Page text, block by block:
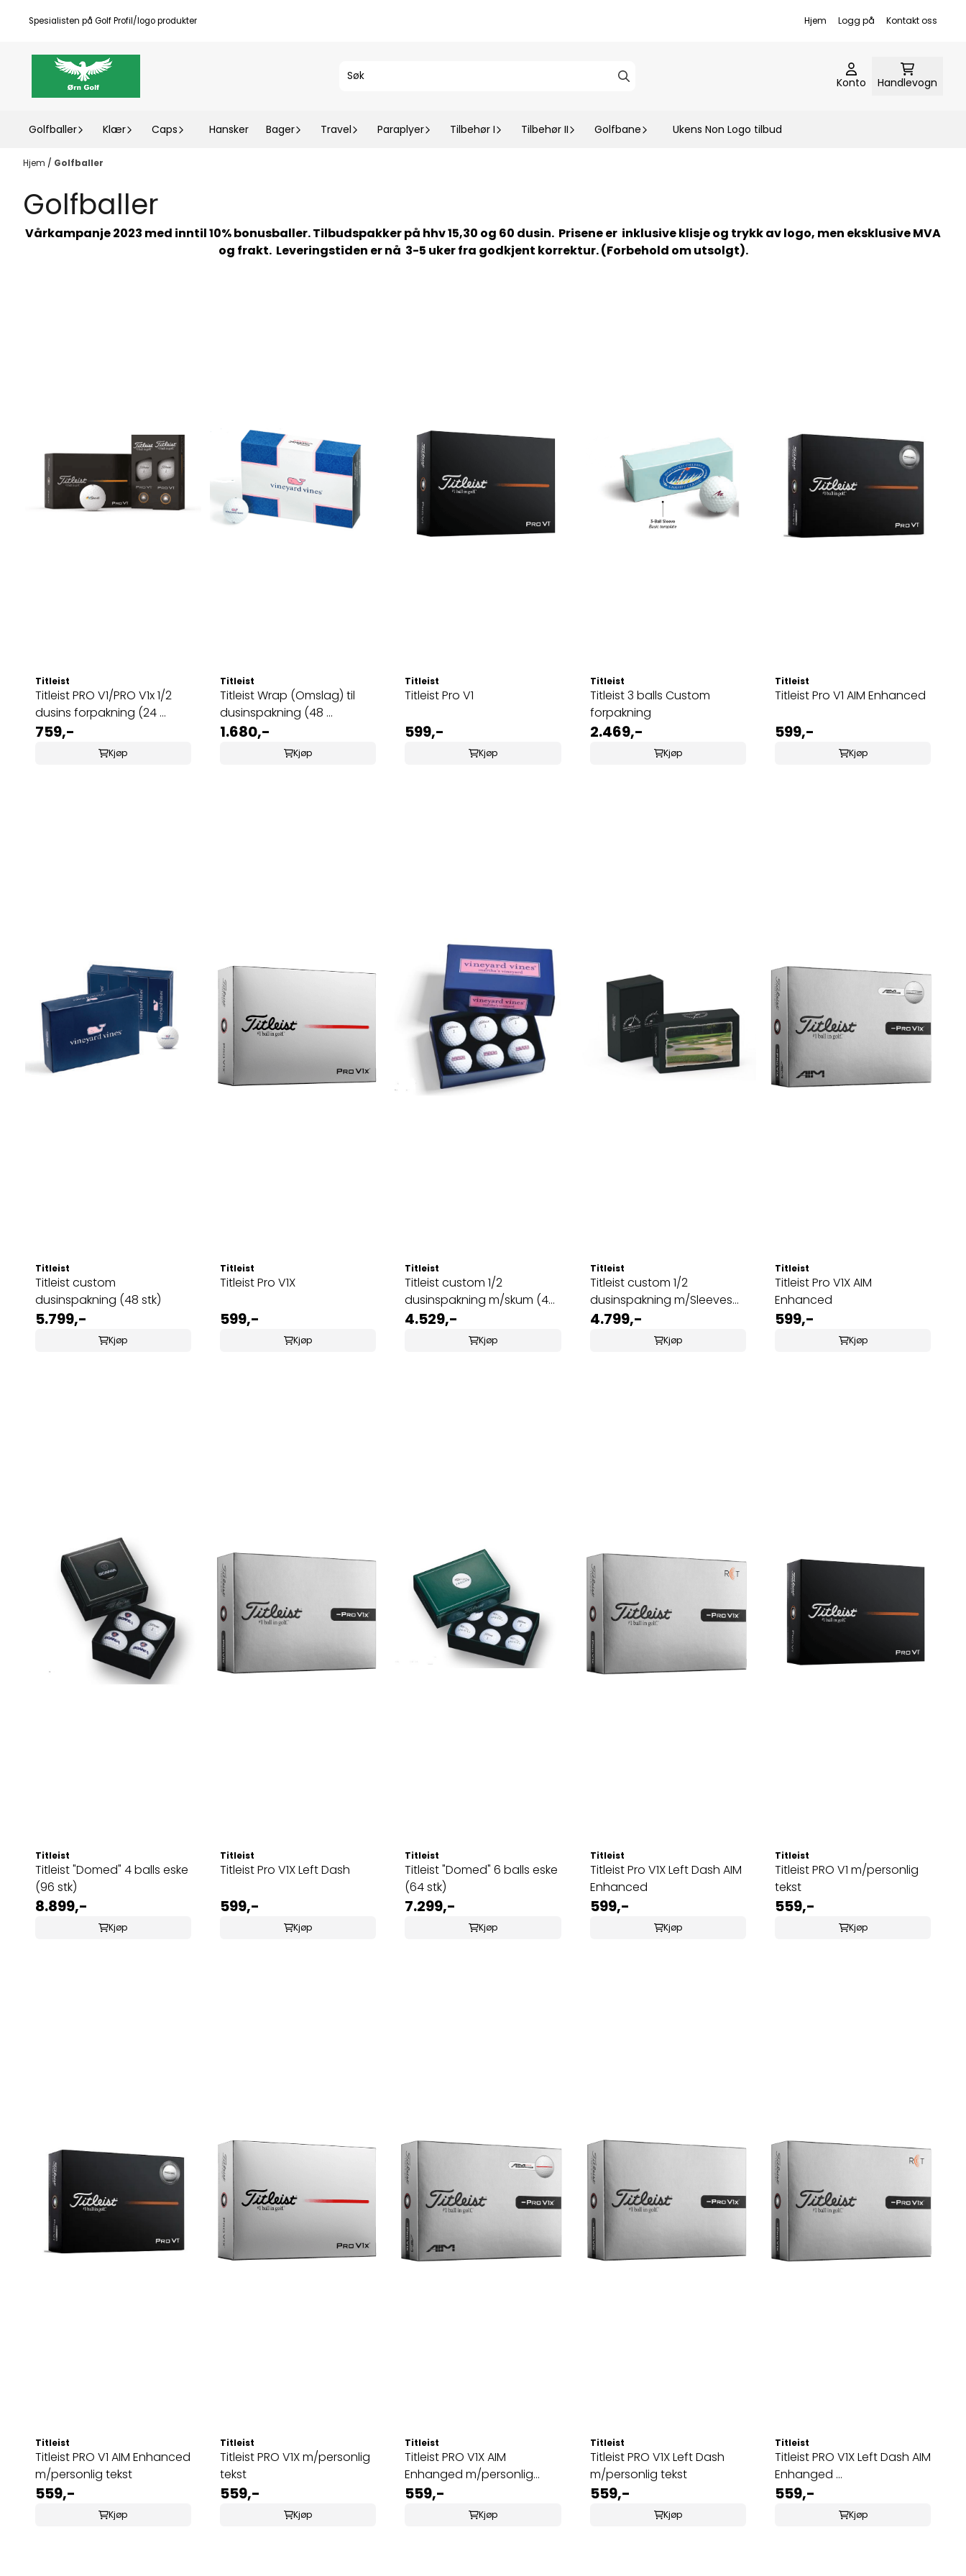
Hopp til innhold
Spesialisten på Golf Profil/logo produkter Hjem Logg på Kontakt oss
Konto Handlevogn
Golfballer Klær Caps Hansker Bager Travel Paraplyer Tilbehør I Tilbehør II Golfbane Ukens Non Logo tilbud
Hjem / Golfballer
Golfballer
Vårkampanje 2023 med inntil 10% bonusballer. Tilbudspakker på hhv 15,30 og 60 dusin. Prisene er inklusive klisje og trykk av logo, men eksklusive MVA
og frakt. Leveringstiden er nå 3-5 uker fra godkjent korrektur. (Forbehold om utsolgt).
Titleist
Titleist PRO V1/PRO V1x 1/2
dusins forpakning (24 ...
759,-
Kjøp
Titleist
Titleist Wrap (Omslag) til
dusinspakning (48 ...
1.680,-
Kjøp
Titleist
Titleist Pro V1
599,-
Kjøp
Titleist
Titleist 3 balls Custom
forpakning
2.469,-
Kjøp
Titleist
Titleist Pro V1 AIM Enhanced
599,-
Kjøp
Titleist
Titleist custom
dusinspakning (48 stk)
5.799,-
Kjøp
Titleist
Titleist Pro V1X
599,-
Kjøp
Titleist
Titleist custom 1/2
dusinspakning m/skum (48
stk)
4.529,-
Kjøp
Titleist
Titleist custom 1/2
dusinspakning m/Sleeves
(48 ...
4.799,-
Kjøp
Titleist
Titleist Pro V1X AIM
Enhanced
599,-
Kjøp
Titleist
Titleist "Domed" 4 balls eske
(96 stk)
8.899,-
Kjøp
Titleist
Titleist Pro V1X Left Dash
599,-
Kjøp
Titleist
Titleist "Domed" 6 balls eske
(64 stk)
7.299,-
Kjøp
Titleist
Titleist Pro V1X Left Dash AIM
Enhanced
599,-
Kjøp
Titleist
Titleist PRO V1 m/personlig
tekst
559,-
Kjøp
Titleist
Titleist PRO V1 AIM Enhanced
m/personlig tekst
559,-
Kjøp
Titleist
Titleist PRO V1X m/personlig
tekst
559,-
Kjøp
Titleist
Titleist PRO V1X AIM
Enhanged m/personlig
tekst
559,-
Kjøp
Titleist
Titleist PRO V1X Left Dash
m/personlig tekst
559,-
Kjøp
Titleist
Titleist PRO V1X Left Dash AIM
Enhanged ...
559,-
Kjøp